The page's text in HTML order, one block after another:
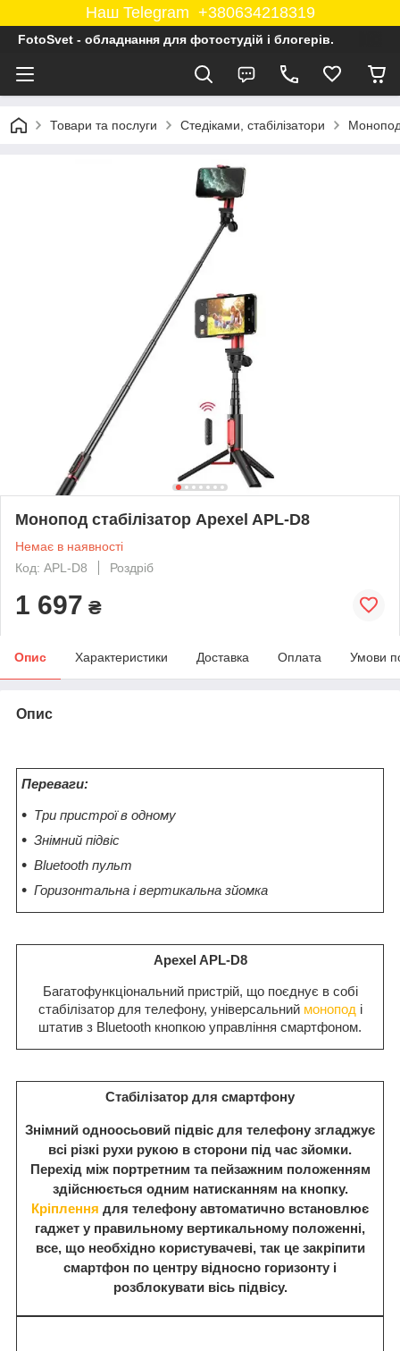
Наш Telegram +380634218319
FotoSvet - обладнання для фотостудій і блогерів.
Товари та послуги Стедіками, стабілізатори Монопод
Монопод стабілізатор Apexel APL-D8
Немає в наявності
Код: APL-D8
Роздріб
1 697 ₴
Опис Характеристики Доставка Оплата Умови
Опис
Переваги:
Три пристрої в одному
Знімний підвіс
Bluetooth пульт
Горизонтальна і вертикальна зйомка
Apexel APL-D8
Багатофункціональний пристрій, що поєднує в собі
стабілізатор для телефону, універсальний моноподі
штатив з Bluetooth кнопкою управління смартфоном.
Стабілізатор для смартфону
Знімний одноосьовий підвіс для телефону згладжує
всі різкі рухи рукою в сторони під час зйомки.
Перехід між портретним та пейзажним положенням
здійснюється одним натисканням на кнопку.
Кріплення для телефону автоматично встановлює
гаджет у правильному вертикальному положенні,
все, що необхідно користувачеві, так це закріпити
смартфон по центру відносно горизонту і
розблокувати вісь підвісу.